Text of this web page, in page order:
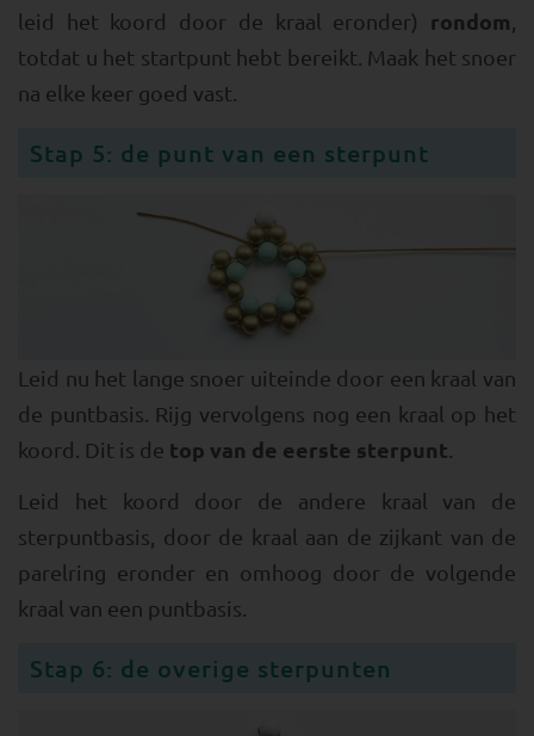
leid het koord door de kraal eronder) rondom
totdat u het startpunt hebt bereikt. Maak het snoer
na elke keer goed vast.
Stap 5: de punt van een sterpunt
Leid nu het lange snoer uiteinde door een kraal van
de puntbasis. Rijg vervolgens nog een kraal op het
koord. Dit is de top van de eerste sterpunt
Leid het koord door de andere kraal van de
sterpuntbasis, door de kraal aan de zijkant van de
parelring eronder en omhoog door de volgende
kraal van een puntbasis.
Stap 6: de overige sterpunten